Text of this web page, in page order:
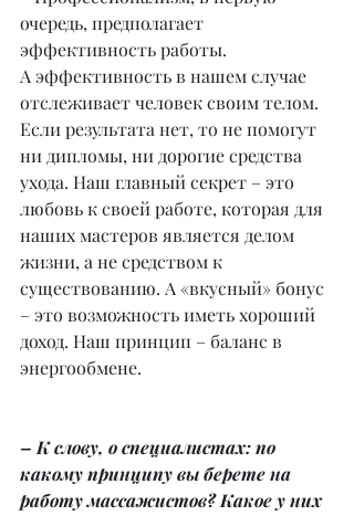
очередь, предполагает
эффективность работы.
А эффективность в нашем случае
отслеживает человек своим телом.
Если результата нет, то не помогут
ни дипломы, ни дорогие средства
ухода. Наш главный секрет – это
любовь к своей работе, которая для
наших мастеров является делом
жизни, а не средством к
существованию. А «вкусный» бонус
– это возможность иметь хороший
доход. Наш принцип – баланс в
энергообмене.
– К слову, о специалистах: по
какому принципу вы берете на
работу массажистов? Какое у них